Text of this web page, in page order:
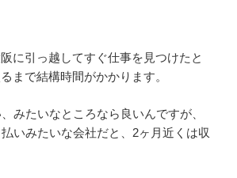
に引っ越してすぐ仕事を見つけたと
まで結構時間がかかります。
みたいなところなら良いんですが、
いみたいな会社だと、2ヶ月近くは収